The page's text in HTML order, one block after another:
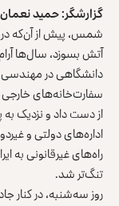
گزارشگر: حمید نعمان
شمس، پیش از آن‌که
دانشگاهی در مهندسی
سفارت‌خانه‌های خارجی
از دست داد و نزدیک به
اداره‌های دولتی و
راه‌های غیرقانونی به
تنگ‌تر شد.
روز سه‌شنبه، در کنار